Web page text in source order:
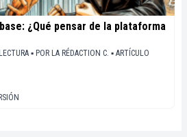
¿Qué pensar de la plataforma
▪ POR LA RÉDACTION C. ▪ ARTÍCULO